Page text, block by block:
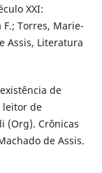
XXI:
Torres, Marie-
Assis, Literatura
de
leitor de
(Org). Crônicas
de Assis.